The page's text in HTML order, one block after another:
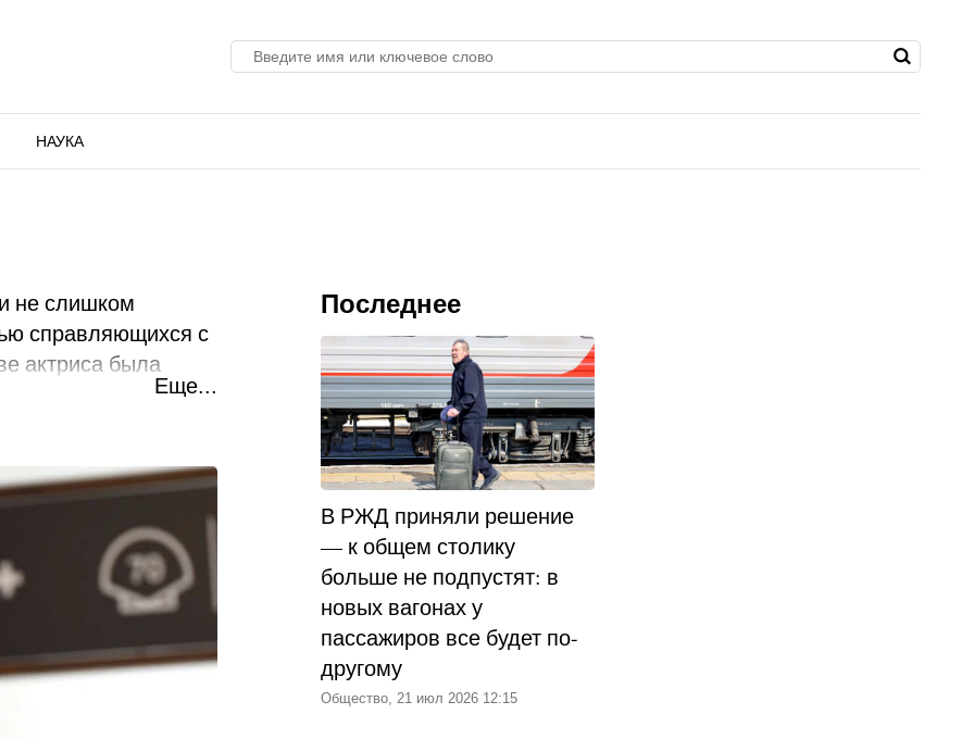
НАУКА
не слишком
справляющихся с
актриса была
москвичей-
мама была
в английскую
в
занятия на сцене
с людьми.
Еще...
Последнее
В РЖД приняли решение
— к общем столику
больше не подпустят: в
новых вагонах у
пассажиров все будет по-
другому
Общество, 21 июл 2026 12:15